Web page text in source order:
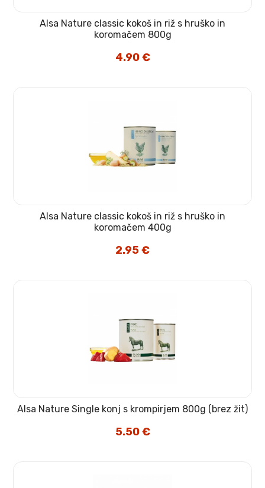
Alsa Nature classic kokoš in riž s hruško in
koromačem 800g
4.90€
Alsa Nature classic kokoš in riž s hruško in
koromačem 400g
2.95€
Alsa Nature Single konj s krompirjem 800g (brez žit)
5.50€